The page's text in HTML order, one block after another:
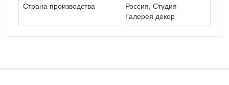
Страна производства
Россия, Студия
Галерея декор